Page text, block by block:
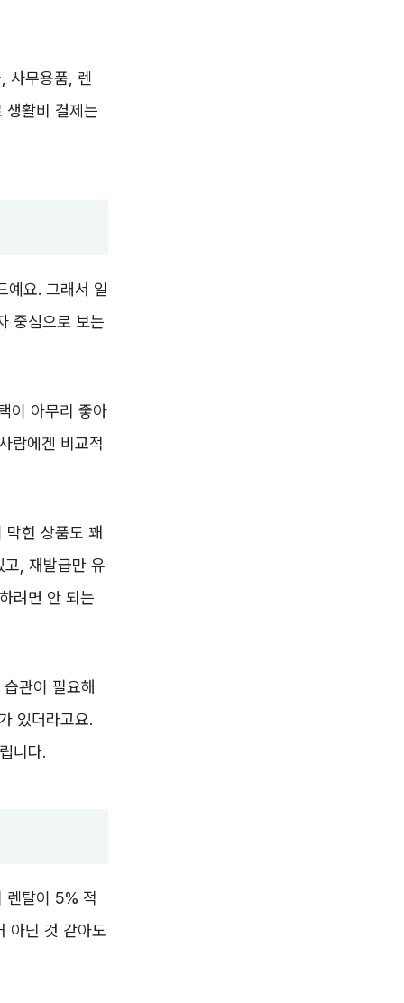
사무용품, 렌
생활비 결제는
예요. 그래서 일
중심으로 보는
이 아무리 좋아
람에겐 비교적
힌 상품도 꽤
, 재발급만 유
려면 안 되는
관이 필요해
있더라고요.
니다.
렌탈이 5% 적
아닌 것 같아도